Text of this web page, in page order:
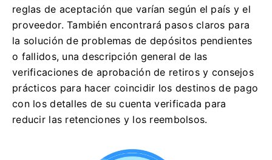
reglas de aceptación que varían según el país y el
proveedor. También encontrará pasos claros para
la solución de problemas de depósitos pendientes
o fallidos, una descripción general de las
verificaciones de aprobación de retiros y consejos
prácticos para hacer coincidir los destinos de pago
con los detalles de su cuenta verificada para
reducir las retenciones y los reembolsos.